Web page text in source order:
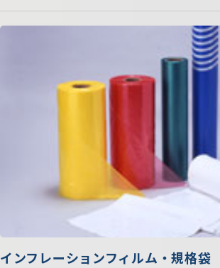
インフレーションフィルム・規格袋